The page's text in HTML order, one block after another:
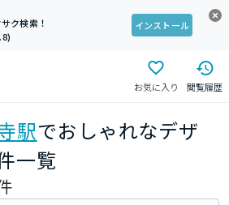
ク検索！
インストール
お気に入り 閲覧履歴
駅でおしゃれなデザ
一覧